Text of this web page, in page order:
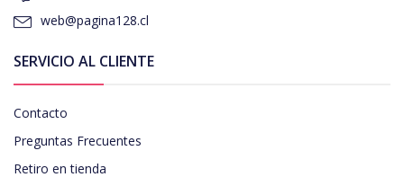
web@pagina128.cl
SERVICIO AL CLIENTE
Contacto
Preguntas Frecuentes
Retiro en tienda